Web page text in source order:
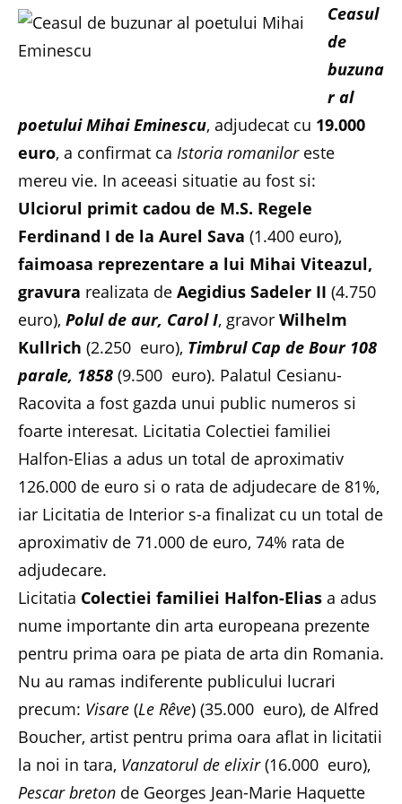
Ceasul
de
buzuna
r al
poetului Mihai Eminescu, adjudecat cu 19.000
euro, a confirmat ca Istoria romaniloreste
mereu vie. In aceeasi situatie au fost si:
Ulciorul primit cadou de M.S. Regele
Ferdinand I de la Aurel Sava (1.400 euro),
faimoasa reprezentare a lui Mihai Viteazul,
gravura realizata de Aegidius Sadeler II (4.750
euro), Polul de aur, Carol I, gravor Wilhelm
Kullrich (2.250 euro), Timbrul Cap de Bour 108
parale, 1858 (9.500 euro). Palatul Cesianu-
Racovita a fost gazda unui public numeros si
foarte interesat. Licitatia Colectiei familiei
Halfon-Elias a adus un total de aproximativ
126.000 de euro si o rata de adjudecare de 81%,
iar Licitatia de Interior s-a finalizat cu un total de
aproximativ de 71.000 de euro, 74% rata de
adjudecare.
Licitatia Colectiei familiei Halfon-Elias a adus
nume importante din arta europeana prezente
pentru prima oara pe piata de arta din Romania.
Nu au ramas indiferente publicului lucrari
precum: Visare (Le Rêve) (35.000 euro), de Alfred
Boucher, artist pentru prima oara aflat in licitatii
la noi in tara, Vanzatorul de elixir(16.000 euro),
Pescar breton de Georges Jean-Marie Haquette